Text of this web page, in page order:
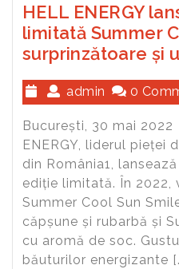
HELL ENERGY
limitată Summer
surprinzătoare și
admin 0
București, 30 mai
ENERGY, liderul pieței
din România1,
ediție limitată. În 2022,
Summer Cool Sun
căpșune și rubarbă și
cu aromă de soc.
băuturilor energizante